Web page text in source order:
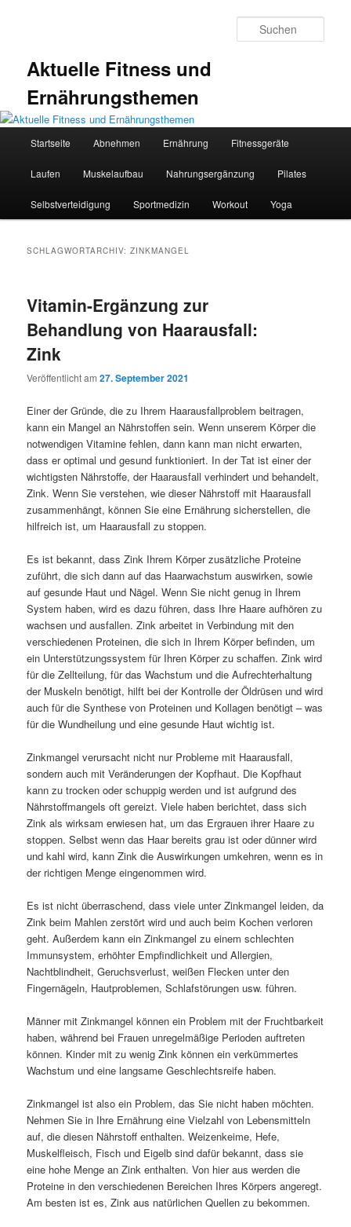
Aktuelle Fitness und
Ernährungsthemen
Startseite Abnehmen Ernährung Fitnessgeräte
Laufen Muskelaufbau Nahrungsergänzung Pilates
Selbstverteidigung Sportmedizin Workout Yoga
SCHLAGWORTARCHIV:ZINKMANGEL
Vitamin-Ergänzung zur
Behandlung von Haarausfall:
Zink
Veröffentlicht am27. September 2021
Einer der Gründe, die zu Ihrem Haarausfallproblem beitragen,
kann ein Mangel an Nährstoffen sein. Wenn unserem Körper die
notwendigen Vitamine fehlen, dann kann man nicht erwarten,
dass er optimal und gesund funktioniert. In der Tat ist einer der
wichtigsten Nährstoffe, der Haarausfall verhindert und behandelt,
Zink. Wenn Sie verstehen, wie dieser Nährstoff mit Haarausfall
zusammenhängt, können Sie eine Ernährung sicherstellen, die
hilfreich ist, um Haarausfall zu stoppen.
Es ist bekannt, dass Zink Ihrem Körper zusätzliche Proteine
zuführt, die sich dann auf das Haarwachstum auswirken, sowie
auf gesunde Haut und Nägel. Wenn Sie nicht genug in Ihrem
System haben, wird es dazu führen, dass Ihre Haare aufhören zu
wachsen und ausfallen. Zink arbeitet in Verbindung mit den
verschiedenen Proteinen, die sich in Ihrem Körper befinden, um
ein Unterstützungssystem für Ihren Körper zu schaffen. Zink wird
für die Zellteilung, für das Wachstum und die Aufrechterhaltung
der Muskeln benötigt, hilft bei der Kontrolle der Öldrüsen und wird
auch für die Synthese von Proteinen und Kollagen benötigt – was
für die Wundheilung und eine gesunde Haut wichtig ist.
Zinkmangel verursacht nicht nur Probleme mit Haarausfall,
sondern auch mit Veränderungen der Kopfhaut. Die Kopfhaut
kann zu trocken oder schuppig werden und ist aufgrund des
Nährstoffmangels oft gereizt. Viele haben berichtet, dass sich
Zink als wirksam erwiesen hat, um das Ergrauen ihrer Haare zu
stoppen. Selbst wenn das Haar bereits grau ist oder dünner wird
und kahl wird, kann Zink die Auswirkungen umkehren, wenn es in
der richtigen Menge eingenommen wird.
Es ist nicht überraschend, dass viele unter Zinkmangel leiden, da
Zink beim Mahlen zerstört wird und auch beim Kochen verloren
geht. Außerdem kann ein Zinkmangel zu einem schlechten
Immunsystem, erhöhter Empfindlichkeit und Allergien,
Nachtblindheit, Geruchsverlust, weißen Flecken unter den
Fingernägeln, Hautproblemen, Schlafstörungen usw. führen.
Männer mit Zinkmangel können ein Problem mit der Fruchtbarkeit
haben, während bei Frauen unregelmäßige Perioden auftreten
können. Kinder mit zu wenig Zink können ein verkümmertes
Wachstum und eine langsame Geschlechtsreife haben.
Zinkmangel ist also ein Problem, das Sie nicht haben möchten.
Nehmen Sie in Ihre Ernährung eine Vielzahl von Lebensmitteln
auf, die diesen Nährstoff enthalten. Weizenkeime, Hefe,
Muskelfleisch, Fisch und Eigelb sind dafür bekannt, dass sie
eine hohe Menge an Zink enthalten. Von hier aus werden die
Proteine in den verschiedenen Bereichen Ihres Körpers angeregt.
Am besten ist es, Zink aus natürlichen Quellen zu bekommen.